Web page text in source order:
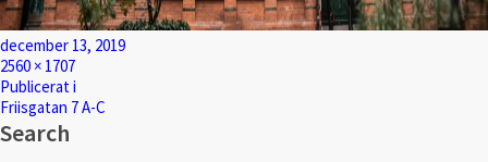
Postat
december 13, 2019
Full
storlek
2560 × 1707
Inläggsnavigering
Publicerat i
Friisgatan 7 A-C
Search